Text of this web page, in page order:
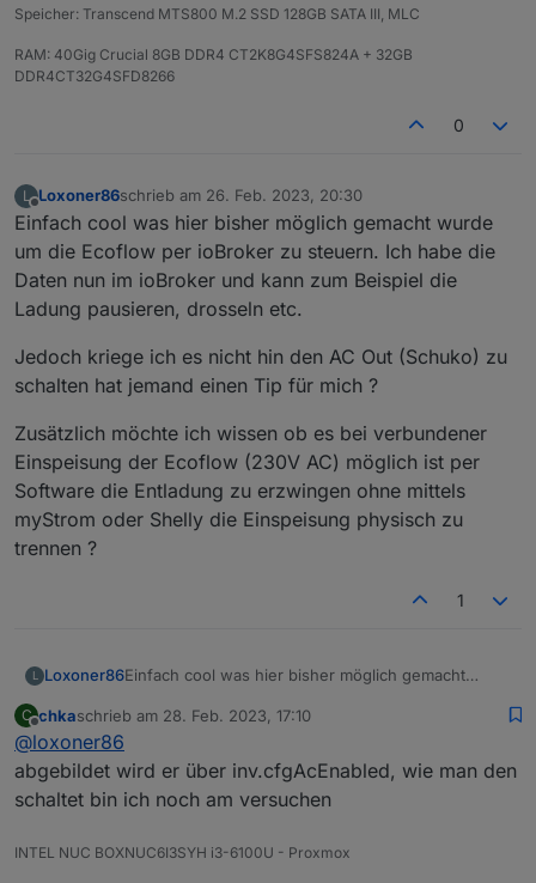
irgendwelchen Screenshots hier
die verbindung auch dauernd ab und wird neu
ich habe in allen Skripten und im Adapter immer
meine eigenen userID tokens usw genommen.
bei mir wird unter Objekte leider auch kein
Eintrag gesetzt
Speicher: Transcend MTS800 M.2 SSD 128GB SATA III, MLC
RAM: 40Gig Crucial 8GB DDR4 CT2K8G4SFS824A + 32GB
DDR4CT32G4SFD8266
0
L
Offline
Loxoner86schrieb am 26. Feb. 2023, 20:30
zuletzt editiert von
Einfach cool was hier bisher möglich gemacht wurde
um die Ecoflow per ioBroker zu steuern. Ich habe die
Daten nun im ioBroker und kann zum Beispiel die
Ladung pausieren, drosseln etc.
Jedoch kriege ich es nicht hin den AC Out (Schuko) zu
schalten hat jemand einen Tip für mich ?
Zusätzlich möchte ich wissen ob es bei verbundener
Einspeisung der Ecoflow (230V AC) möglich ist per
Software die Entladung zu erzwingen ohne mittels
myStrom oder Shelly die Einspeisung physisch zu
trennen ?
1
L Loxoner86Einfach cool was hier bisher möglich gemacht
habe die Daten nun im ioBroker und kann zum
Jedoch kriege ich es nicht hin den AC Out
?
Zusätzlich möchte ich wissen ob es bei
verbundener Einspeisung der Ecoflow (230V AC)
möglich ist per Software die Entladung zu
Einspeisung physisch zu trennen ?
C
Offline
chkaschrieb am 28. Feb. 2023, 17:10
zuletzt editiert von
@loxoner86
abgebildet wird er über inv.cfgAcEnabled, wie man den
schaltet bin ich noch am versuchen
INTEL NUC BOXNUC6I3SYH i3-6100U - Proxmox